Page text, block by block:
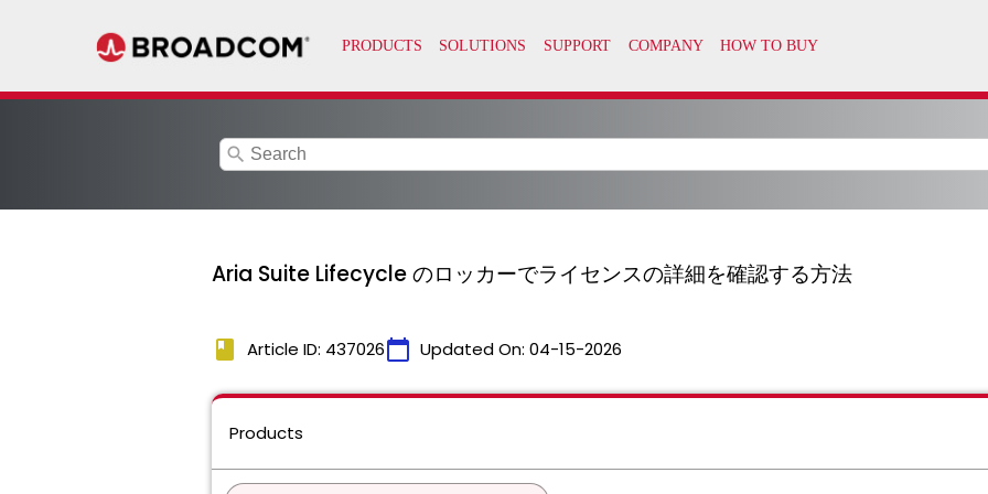
search
Aria Suite Lifecycle のロッカーでライセンスの詳細を確認する方法
book Article ID: 437026calendar_today Updated On: 04-15-2026
Products